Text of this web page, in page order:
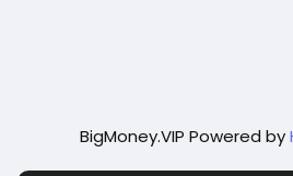
BigMoney.VIP Powered by